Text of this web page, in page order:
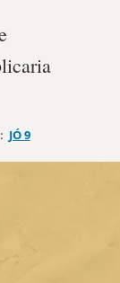
JÓ 9